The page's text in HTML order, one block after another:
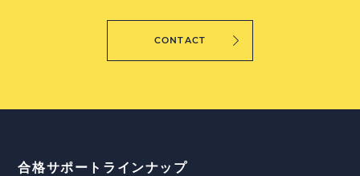
CONTACT
合格サポートラインナップ